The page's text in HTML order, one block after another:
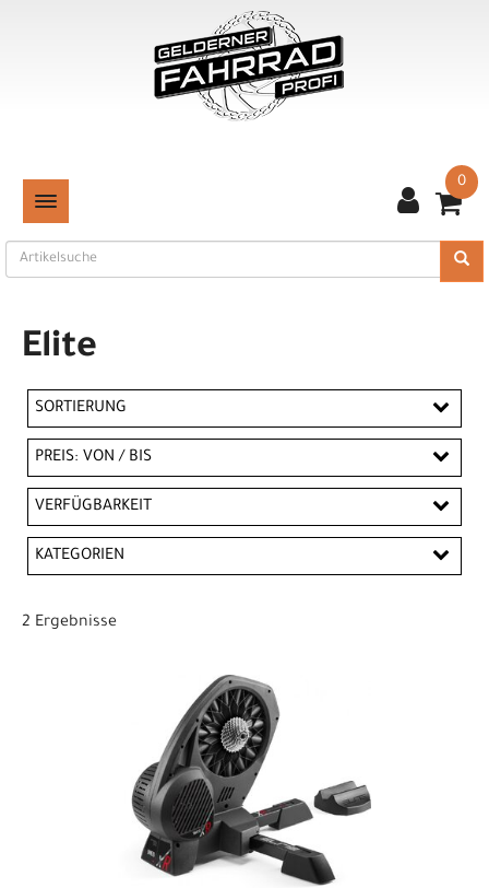
TOGGLE NAVIGATION
0
Elite
SORTIERUNG
PREIS: VON / BIS
EUR
VERFÜGBARKEIT
KATEGORIEN
2 Ergebnisse